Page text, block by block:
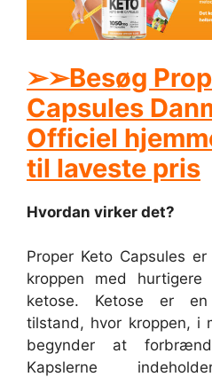
➢➢Besøg
Capsules
Officiel
til laveste pris
Hvordan virker det?
Proper Keto Capsules
kroppen med
ketose. Ketose er en
tilstand, hvor kroppen, i
begynder at
Kapslerne